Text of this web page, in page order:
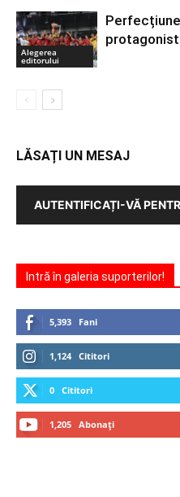
Alegerea
editorului
LĂSAȚI UN MESAJ
AUTENTIFICAȚI-VĂ
Intră în galeria suporterilor!
5,393 Fani
1,124 Cititori
0 Cititori
1,205 Abonați